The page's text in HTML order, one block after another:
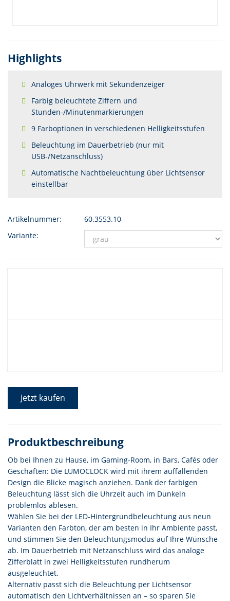
Highlights
Analoges Uhrwerk mit Sekundenzeiger
Farbig beleuchtete Ziffern und
Stunden-/Minutenmarkierungen
9 Farboptionen in verschiedenen Helligkeitsstufen
Beleuchtung im Dauerbetrieb (nur mit
USB-/Netzanschluss)
Automatische Nachtbeleuchtung über Lichtsensor
einstellbar
Artikelnummer:
60.3553.10
Variante:
Jetzt kaufen
Produktbeschreibung
Ob bei Ihnen zu Hause, im Gaming-Room, in Bars, Cafés oder
Geschäften: Die LUMOCLOCK wird mit ihrem auffallenden
Design die Blicke magisch anziehen. Dank der farbigen
Beleuchtung lässt sich die Uhrzeit auch im Dunkeln
problemlos ablesen.
Wählen Sie bei der LED-Hintergrundbeleuchtung aus neun
Varianten den Farbton, der am besten in Ihr Ambiente passt,
und stimmen Sie den Beleuchtungsmodus auf Ihre Wünsche
ab. Im Dauerbetrieb mit Netzanschluss wird das analoge
Zifferblatt in zwei Helligkeitsstufen rundherum
ausgeleuchtet.
Alternativ passt sich die Beleuchtung per Lichtsensor
automatisch den Lichtverhältnissen an – so sparen Sie